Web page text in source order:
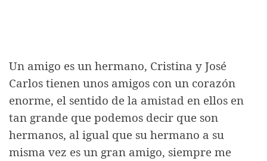
Un amigo es un hermano, Cristina y José
Carlos tienen unos amigos con un corazón
enorme, el sentido de la amistad en ellos en
tan grande que podemos decir que son
hermanos, al igual que su hermano a su
misma vez es un gran amigo, siempre me